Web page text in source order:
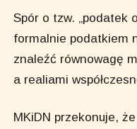
Spór o tzw. „podatek
formalnie podatkiem
znaleźć równowagę
a realiami
MKiDN przekonuje,